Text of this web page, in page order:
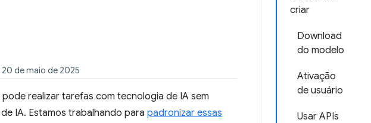
criar
Download
do modelo
Ativação
de usuário
Usar APIs
de maio de 2025
realizar tarefas com tecnologia de IA sem
IA. Estamos trabalhando para padronizar essas